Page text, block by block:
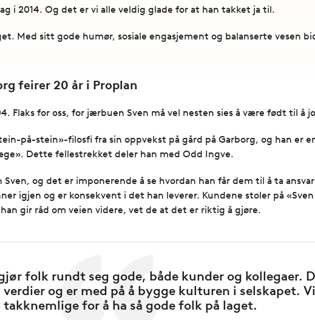
i 2014. Og det er vi alle veldig glade for at han takket ja til.
Med sitt gode humør, sosiale engasjement og balanserte vesen
feirer 20 år i Proplan
Flaks for oss, for jærbuen Sven må vel nesten sies å være født til å
på-stein»-filosfi fra sin oppvekst på gård på Garborg, og han er
Dette fellestrekket deler han med Odd Ingve.
og det er imponerende å se hvordan han får dem til å ta
igjen og er konsekvent i det han leverer. Kundene stoler på
gir råd om veien videre, vet de at det er riktig å gjøre.
folk rundt seg gode, både kunder og kollegaer.
og er med på å bygge kulturen i selskapet.
for å ha så gode folk på laget.